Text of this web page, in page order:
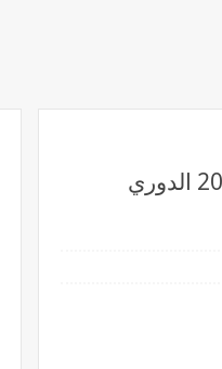
بث مباشرمشاهدة مباراة ريال سوسيداد وبرشلونة بتاريخ 20-04-2022 الدوري